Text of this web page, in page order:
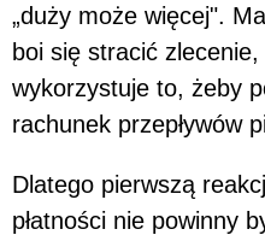
„duży może więcej".
boi się stracić
wykorzystuje to, żeby
rachunek przepływów
Dlatego pierwszą
płatności nie powinny